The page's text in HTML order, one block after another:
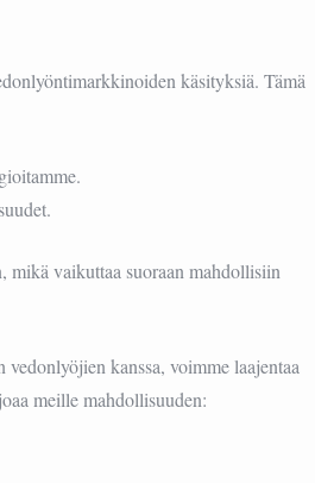
käsityksiä. Tämä
mikä vaikuttaa suoraan mahdollisiin
vedonlyöjien kanssa, voimme laajentaa
meille mahdollisuuden: